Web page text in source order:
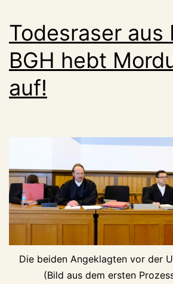
Todesraser aus
BGH hebt
auf!
Die beiden Angeklagten vor der
(Bild aus dem ersten